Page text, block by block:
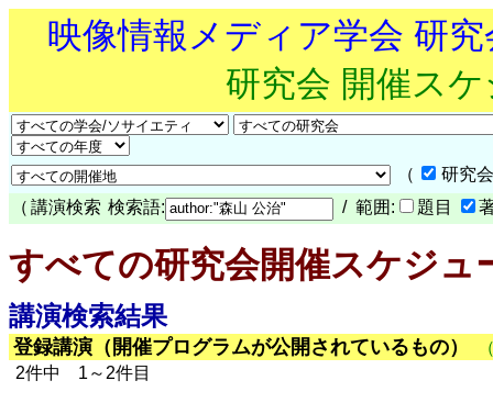
映像情報メディア学会 研
研究会 開催ス
（
研究
（ 講演検索 検索語: / 範囲: 題目
すべての研究会開催スケジュ
講演検索結果
登録講演（開催プログラムが公開されているもの）
2件中 1～2件目